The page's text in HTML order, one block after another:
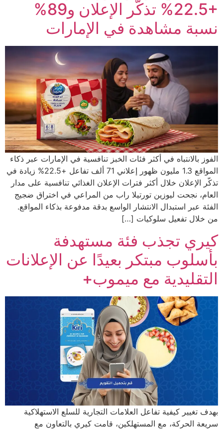
+22.5% تذكّر الإعلان و89%
نسبة مشاهدة في الإمارات
الفوز بالانتباه في أكثر فئات الخبز تنافسية في الإمارات عبر ذكاء
المواقع 1.3 مليون ظهور إعلاني 71 ألف تفاعل +22.5% زيادة في
تذكّر الإعلان خلال أكثر فترات الإعلان الغذائي تنافسية على مدار
العام، نجحت ليوزين تورتيلا راب من المراعي في اختراق ضجيج
الفئة عبر استبدال الانتشار الواسع بدقة مدفوعة بذكاء المواقع.
من خلال تفعيل سلوكيات […]
كيري تجذب فئة مستهدفة
بأسلوب مبتكر بعيدًا عن الإعلانات
التقليدية مع ميموب+
بهدف تغيير كيفية تفاعل العلامات التجارية للسلع الاستهلاكية
سريعة الحركة، مع المستهلكين، قامت كيري بالتعاون مع